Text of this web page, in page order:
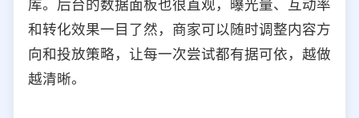
库。后台的数据面板也很直观，曝光量、互动率
和转化效果一目了然，商家可以随时调整内容方
向和投放策略，让每一次尝试都有据可依，越做
越清晰。